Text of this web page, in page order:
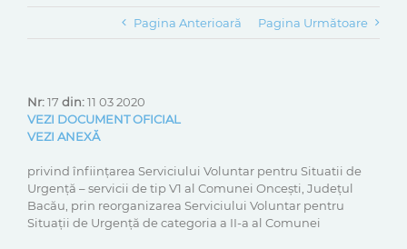
Pagina Anterioară Pagina Următoare
Nr:17 din:11 03 2020
VEZI DOCUMENT OFICIAL
VEZI ANEXĂ
privind înființarea Serviciului Voluntar pentru Situatii de
Urgență – servicii de tip V1 al Comunei Oncești, Județul
Bacău, prin reorganizarea Serviciului Voluntar pentru
Situații de Urgență de categoria a II-a al Comunei